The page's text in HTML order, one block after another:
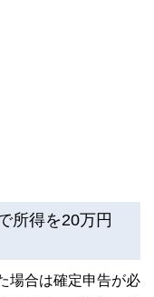
所得を20万円
場合は確定申告が必